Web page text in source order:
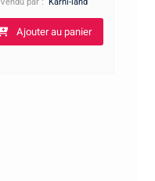
Vendu par : Karni-land
Ajouter au panier